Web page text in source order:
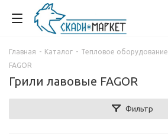
Главная - Каталог - Тепловое оборудование
FAGOR
Грили лавовые FAGOR
Фильтр